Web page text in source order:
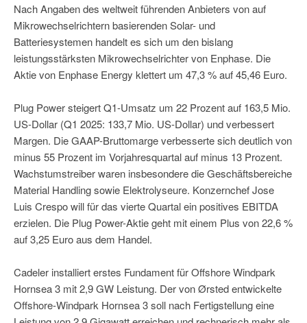
Nach Angaben des weltweit führenden Anbieters von auf
Mikrowechselrichtern basierenden Solar- und
Batteriesystemen handelt es sich um den bislang
leistungsstärksten Mikrowechselrichter von Enphase. Die
Aktie von Enphase Energy klettert um 47,3 % auf 45,46 Euro.
Plug Power steigert Q1-Umsatz um 22 Prozent auf 163,5 Mio.
US-Dollar (Q1 2025: 133,7 Mio. US-Dollar) und verbessert
Margen. Die GAAP-Bruttomarge verbesserte sich deutlich von
minus 55 Prozent im Vorjahresquartal auf minus 13 Prozent.
Wachstumstreiber waren insbesondere die Geschäftsbereiche
Material Handling sowie Elektrolyseure. Konzernchef Jose
Luis Crespo will für das vierte Quartal ein positives EBITDA
erzielen. Die Plug Power-Aktie geht mit einem Plus von 22,6 %
auf 3,25 Euro aus dem Handel.
Cadeler installiert erstes Fundament für Offshore Windpark
Hornsea 3 mit 2,9 GW Leistung. Der von Ørsted entwickelte
Offshore-Windpark Hornsea 3 soll nach Fertigstellung eine